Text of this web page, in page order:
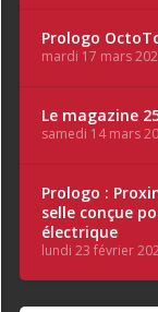
Prologo
mardi 17 mars
Le magazine
samedi 14 mars
Prologo :
selle conçue
électrique
lundi 23 février